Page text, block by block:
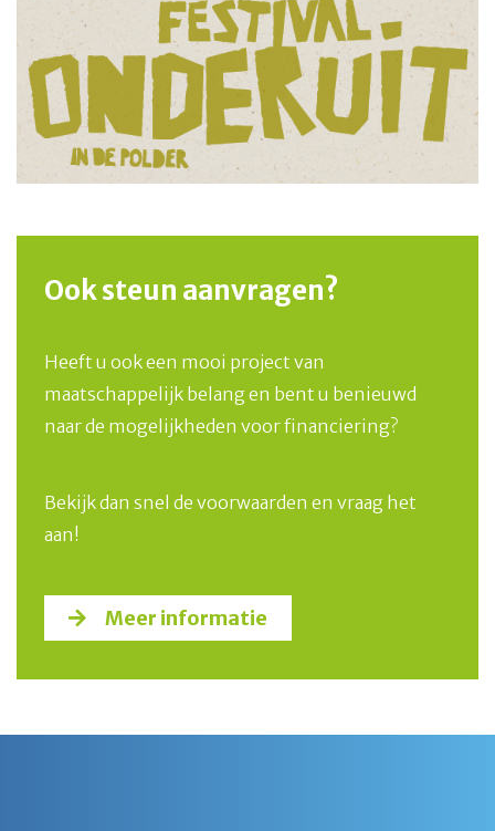
Ook steun aanvragen?
Heeft u ook een mooi project van
maatschappelijk belang en bent u benieuwd
naar de mogelijkheden voor financiering?
Bekijk dan snel de voorwaarden en vraag het
aan!
Meer informatie